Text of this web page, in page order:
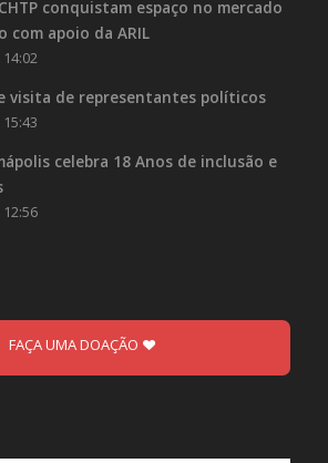
conquistam espaço no mercado
com apoio da ARIL
visita de representantes políticos
celebra 18 Anos de inclusão e
FAÇA UMA DOAÇÃO